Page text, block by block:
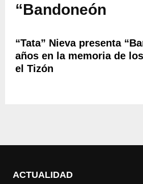
“Bandoneón
“Tata” Nieva presenta
años en la memoria de
el Tizón
ACTUALIDAD